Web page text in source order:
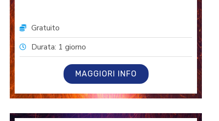
Gratuito
Durata: 1 giorno
MAGGIORI INFO